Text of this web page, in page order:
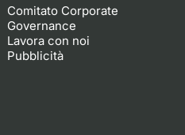
Comitato Corporate
Governance
Lavora con noi
Pubblicità